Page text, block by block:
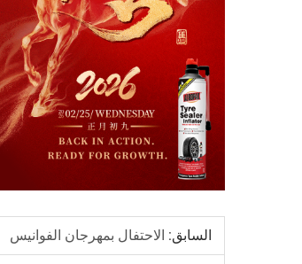
السابق: الاحتفال بمهرجان الفوانيس